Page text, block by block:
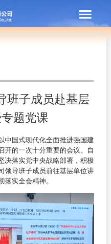
班子成员赴基层
题党课
国式现代化全面推进强国建
开的一次十分重要的会议。自
决落实党中央战略部署，积极
领导班子成员前往基层单位讲
落实全会精神。